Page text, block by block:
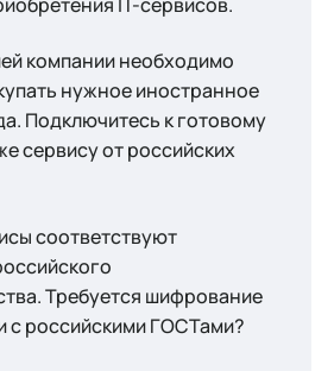
компании необходимо
нужное иностранное
Подключитесь к готовому
сервису от российских
соответствуют
Требуется шифрование
с российскими ГОСТами?